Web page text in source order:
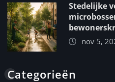
Stedelijke
nov 5,
Categorieën